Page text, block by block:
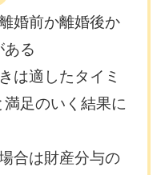
婚前か離婚後か
ある
は適したタイミ
足のいく結果に
合は財産分与の